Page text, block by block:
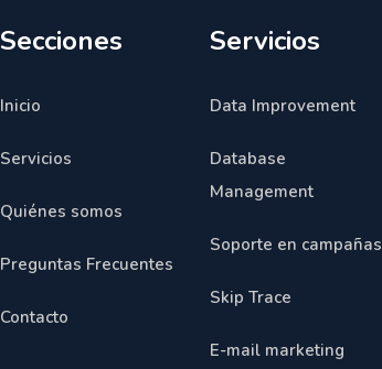
Secciones
Inicio
Servicios
Quiénes somos
Preguntas Frecuentes
Contacto
Servicios
Data Improvement
Database
Management
Soporte en campañas
Skip Trace
E-mail marketing